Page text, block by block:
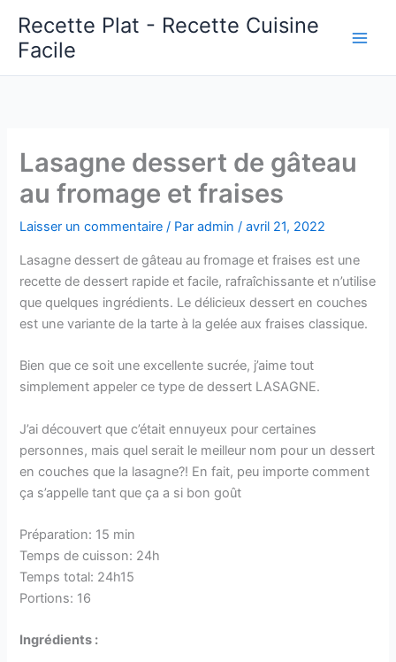
contenu
Recette Plat - Recette Cuisine
Facile
Lasagne dessert de gâteau
au fromage et fraises
Laisser un commentaire / Paradmin/avril 21, 2022
Lasagne dessert de gâteau au fromage et fraises est une
recette de dessert rapide et facile, rafraîchissante et n’utilise
que quelques ingrédients. Le délicieux dessert en couches
est une variante de la tarte à la gelée aux fraises classique.
Bien que ce soit une excellente sucrée, j’aime tout
simplement appeler ce type de dessert LASAGNE.
J’ai découvert que c’était ennuyeux pour certaines
personnes, mais quel serait le meilleur nom pour un dessert
en couches que la lasagne?! En fait, peu importe comment
ça s’appelle tant que ça a si bon goût
Préparation: 15 min
Temps de cuisson: 24h
Temps total: 24h15
Portions: 16
Ingrédients :